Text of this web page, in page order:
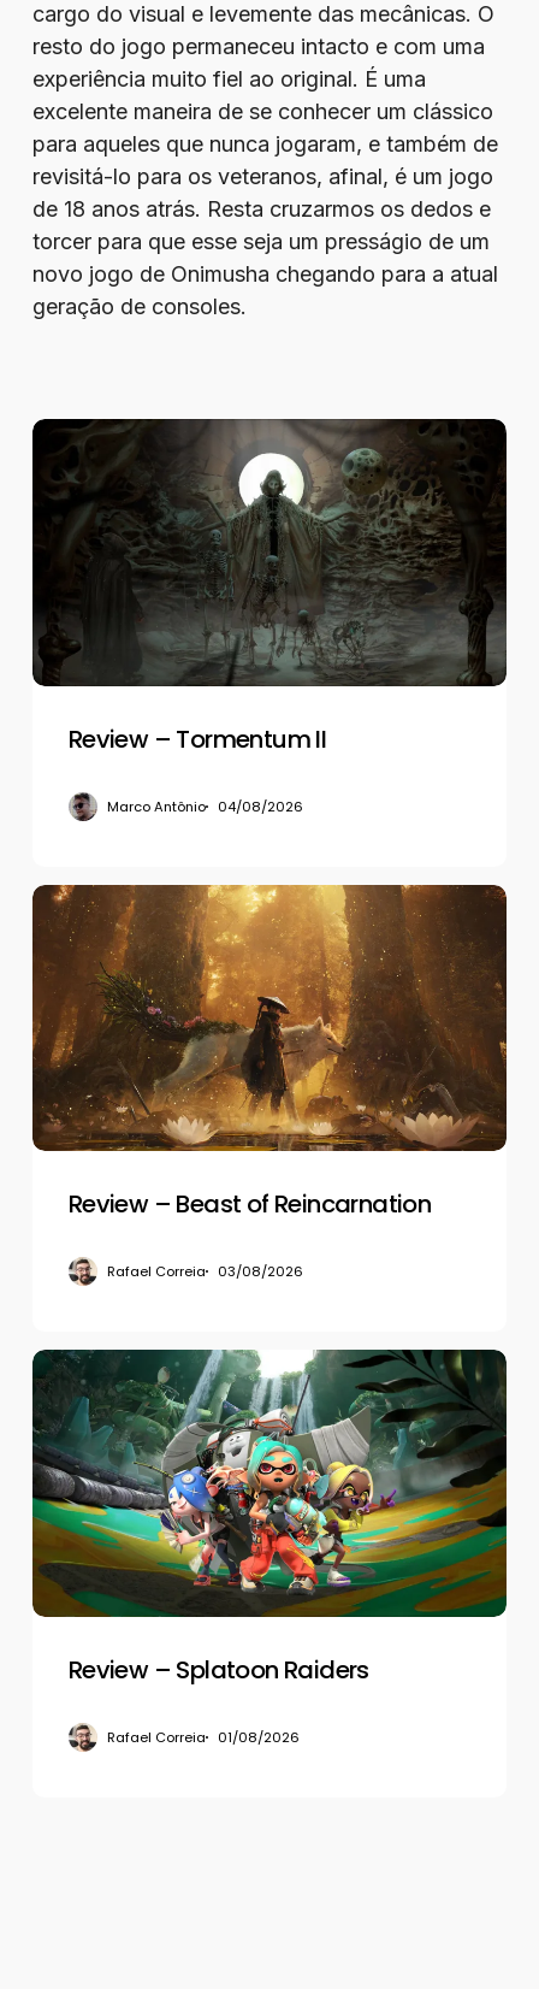
cargo do visual e levemente das mecânicas. O
resto do jogo permaneceu intacto e com uma
experiência muito fiel ao original. É uma
excelente maneira de se conhecer um clássico
para aqueles que nunca jogaram, e também de
revisitá-lo para os veteranos, afinal, é um jogo
de 18 anos atrás. Resta cruzarmos os dedos e
torcer para que esse seja um presságio de um
novo jogo de Onimusha chegando para a atual
geração de consoles.
Review
Tormentum
Review – Tormentum II
Marco Antônio 04/08/2026
Review
–
Beast
Reincarnation
Review – Beast of Reincarnation
Rafael Correia 03/08/2026
Review
–
Splatoon
Raiders
Review – Splatoon Raiders
Rafael Correia 01/08/2026